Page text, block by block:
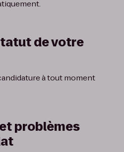
de votre
à tout moment
problèmes